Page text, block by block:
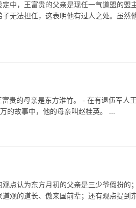
中，王富贵的父亲是现任一气道盟的盟
无法担任，这表明他有过人之处。虽然
贵的母亲是东方淮竹。 - 在有退伍军人
的故事中，他的母亲叫赵桂英。 ...
点认为东方月初的父亲是三少爷假扮的
观的道长、傲来国前辈；还有观点提到